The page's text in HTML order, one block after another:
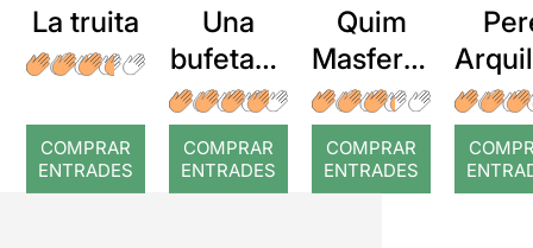
La truita
COMPRAR
ENTRADES
Una
bufetada
a temps
COMPRAR
ENTRADES
Quim
Masferre
r: Temps
COMPRAR
ENTRADES
: